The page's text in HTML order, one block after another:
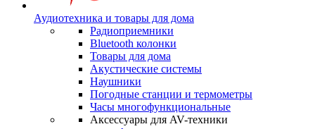
Аудиотехника и товары для дома
Радиоприемники
Bluetooth колонки
Товары для дома
Акустические системы
Наушники
Погодные станции и термометры
Часы многофункциональные
Аксессуары для AV-техники